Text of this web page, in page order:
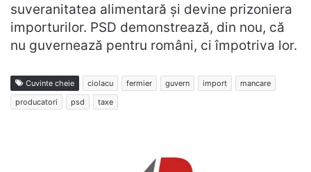
suveranitatea alimentară și devine prizoniera
importurilor. PSD demonstrează, din nou, că
nu guvernează pentru români, ci împotriva lor.
Cuvinte cheie ciolacu fermier guvern import
mancare
producatori
psd taxe